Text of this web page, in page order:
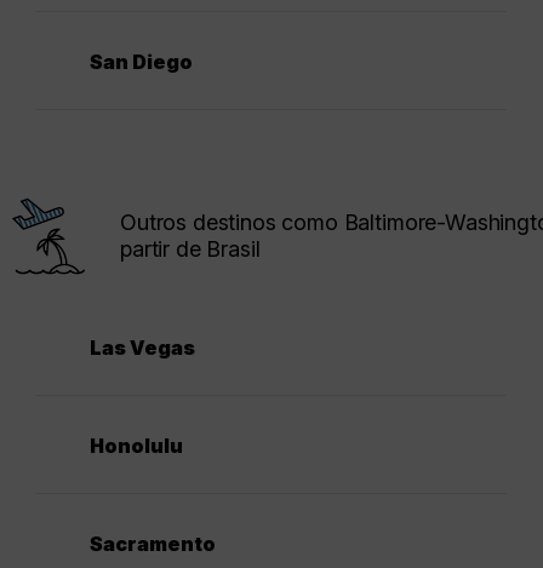
San Diego
Outros destinos como Baltimore-
partir de Brasil
Las Vegas
Honolulu
Sacramento